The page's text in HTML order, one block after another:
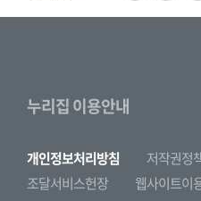
누리집 이용안내
개인정보처리방침
저작권정
조달서비스헌장
웹사이트이